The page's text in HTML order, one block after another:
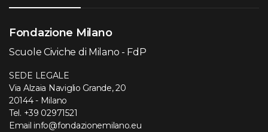
Fondazione Milano
Scuole Civiche di Milano - FdP
SEDE LEGALE
Via Alzaia Naviglio Grande, 20
20144 - Milano
Tel. +39 02971521
Email info@fondazionemilano.eu